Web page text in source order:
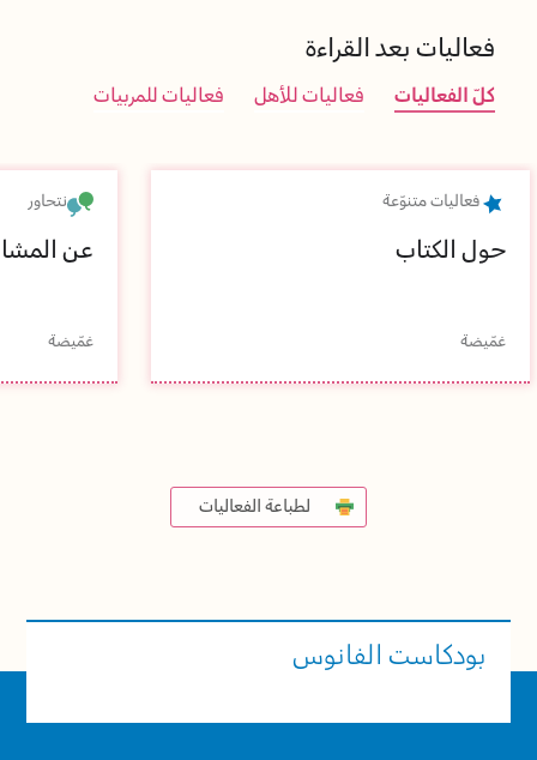
فعاليات بعد القراءة
كلّ الفعاليات فعاليات للأهل فعاليات للمربيات
فعاليات متنوّعة
حول الكتاب
غمّيضة
نتحاور
عن
غمّيضة
لطباعة الفعاليات
بودكاست الفانوس